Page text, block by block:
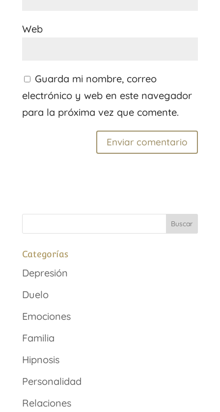
Web
Guarda mi nombre, correo
electrónico y web en este navegador
para la próxima vez que comente.
Categorías
Depresión
Duelo
Emociones
Familia
Hipnosis
Personalidad
Relaciones